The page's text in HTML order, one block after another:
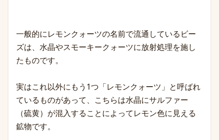
一般的にレモンクォーツの名前で流通しているビー
ズは、水晶やスモーキークォーツに放射処理を施し
たものです。
実はこれ以外にもう1つ「レモンクォーツ」と呼ばれ
ているものがあって、こちらは水晶にサルファー
（硫黄）が混入することによってレモン色に見える
鉱物です。